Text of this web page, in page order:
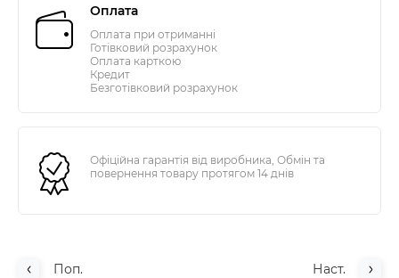
Оплата
Оплата при отриманні
Готівковий розрахунок
Оплата карткою
Кредит
Безготівковий розрахунок
Офіційна гарантія від виробника, Обмін та
повернення товару протягом 14 днів
Поп. Наст.